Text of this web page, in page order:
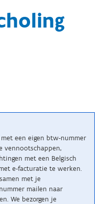
een eigen btw-nummer
vennootschappen,
met een Belgisch
e-facturatie te werken.
met je
mailen naar
We bezorgen je